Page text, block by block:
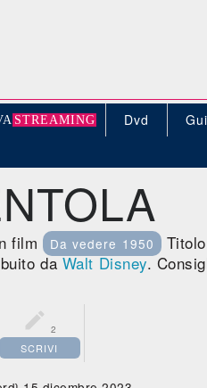
A STREAMING Dvd
film Da vedere 1950 Titolo
daWalt Disney.
 2
SCRIVI